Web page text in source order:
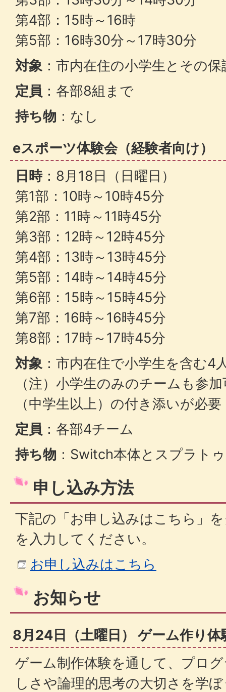
第4部：15時～16時
第5部：16時30分～17時30分
対象：市内在住の小学生とその
定員 ：各部8組まで
持ち物 ：なし
eスポーツ体験会（経験者向け）
日時：8月18日（日曜日）
第1部：10時～10時45分
第2部：11時～11時45分
第3部：12時～12時45分
第4部：13時～13時45分
第5部：14時～14時45分
第6部：15時～15時45分
第7部：16時～16時45分
第8部：17時～17時45分
対象：市内在住で小学生を含む4
（注）小学生のみのチームも参
（中学生以上）の付き添いが必要
定員 ：各部4チーム
持ち物 ：Switch本体とスプラト
申し込み方法
下記の「お申し込みはこちら」
を入力してください。
お申し込みはこちら
お知らせ
8月24日（土曜日） ゲーム作り体
ゲーム制作体験を通して、プロ
しさや論理的思考の大切さを学